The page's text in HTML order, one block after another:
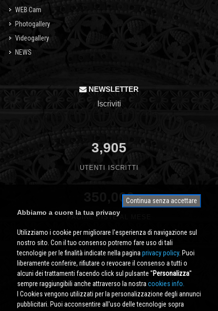
WEB Cam
Photogallery
Videogallery
NEWS
NEWSLETTER
Iscriviti
3,905
UTENTI ISCRITTI
350,000
PAGINE VISTE AL MESE
Continua senza accettare
Abbiamo a cuore la tua privacy
Utilizziamo i cookie per migliorare l'esperienza di navigazione sul
nostro sito. Con il tuo consenso potremo fare uso di tali
tecnologie per le finalità indicate nella pagina privacy policy. Puoi
liberamente conferire, rifiutare o revocare il consenso a tutti o
alcuni dei trattamenti facendo click sul pulsante ''Personalizza''
sempre raggiungibili anche attraverso la nostra cookies info.
I Cookies vengono utilizzati per la personalizzazione degli annunci
pubblicitari. Puoi acconsentire all'uso delle tecnologie sopra